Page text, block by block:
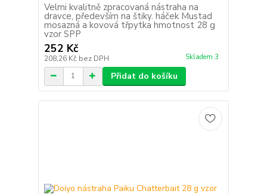
Velmi kvalitně zpracovaná nástraha na
dravce, především na štiky. háček Mustad
mosazná a kovová třpytka hmotnost 28 g
vzor SPP
252 Kč
208,26 Kč bez DPH Skladem 3
Přidat do košíku